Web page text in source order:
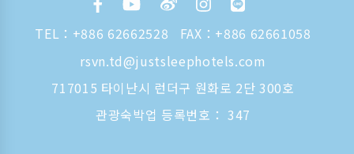
TEL： +886 62662528
FAX：+886 62661058
rsvn.td@justsleephotels.com
717015 타이난시 런더구 원화로 2단 300호
관광숙박업 등록번호： 347